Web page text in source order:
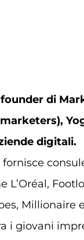
di
digitali.
fornisce
L’Oréal,
Millionaire
i giovani